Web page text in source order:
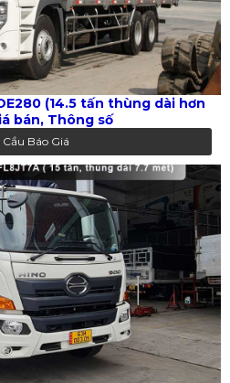
(14.5 tấn thùng dài hơn
bán, Thông số
Cầu Báo Giá